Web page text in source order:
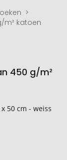
m² katoen
450 g/m²